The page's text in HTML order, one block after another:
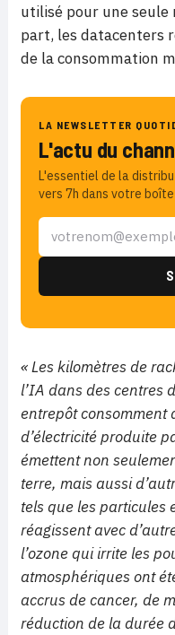
utilisé pour une seule
part, les datacenters
de la consommation
LA NEWSLETTER
L'actu du
L'essentiel de la
vers 7h dans votre
« Les kilomètres de
l’IA dans des centres
entrepôt consomment
d’électricité produite
émettent non
terre, mais aussi
tels que les particules
réagissent avec
l’ozone qui irrite les
atmosphériques ont
accrus de cancer, de
réduction de la durée